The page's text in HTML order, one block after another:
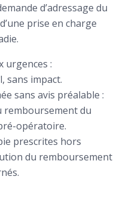
d’adressage du
prise en charge
urgences :
sans impact.
sans avis préalable :
remboursement du
opératoire.
prescrites hors
du remboursement